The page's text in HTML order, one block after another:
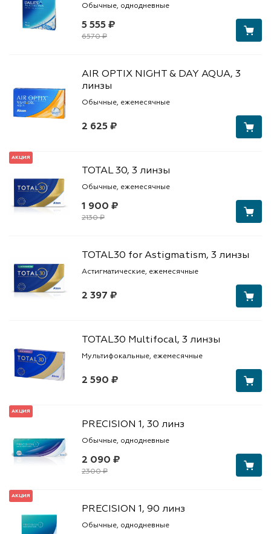
5 555 ₽
6570 ₽
Обычные, однодневные
2 625 ₽
AIR OPTIX NIGHT & DAY AQUA, 3
линзы
Обычные, ежемесячные
АКЦИЯ
1 900 ₽
2130 ₽
TOTAL 30, 3 линзы
Обычные, ежемесячные
2 397 ₽
TOTAL30 for Astigmatism, 3 линзы
Астигматические, ежемесячные
2 590 ₽
TOTAL30 Multifocal, 3 линзы
Мультифокальные, ежемесячные
АКЦИЯ
2 090 ₽
2300 ₽
PRECISION 1, 30 линз
Обычные, однодневные
АКЦИЯ
PRECISION 1, 90 линз
Обычные, однодневные